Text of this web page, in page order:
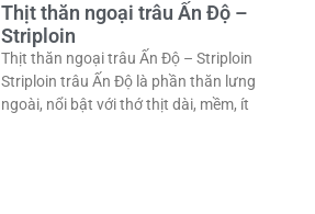
Thịt thăn ngoại trâu Ấn Độ –
Striploin
Thịt thăn ngoại trâu Ấn Độ – Striploin
Striploin trâu Ấn Độ là phần thăn lưng
ngoài, nổi bật với thớ thịt dài, mềm, ít